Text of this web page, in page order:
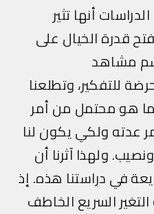
أنها تثير
الخيال على
وتطلعنا
محتمل من أمر
ولكي يكون لنا
آثرنا أن
دراستنا هذه. إذ
السريع الخاطف